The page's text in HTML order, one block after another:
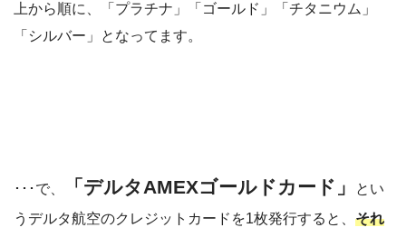
上から順に、「プラチナ」「ゴールド」「チタニウム」
「シルバー」となってます。
･･･で、 「デルタAMEXゴールドカード」
とい
うデルタ航空のクレジットカードを1枚発行すると、 それ